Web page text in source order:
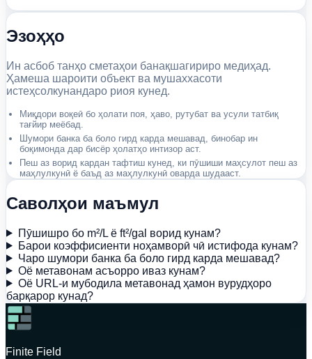
Эзоҳҳо
Ин асбоб танҳо сметаҳои банақшагириро медиҳад.
Ҳамеша шароити объект ва мушаххасоти
истеҳсолкунандаро риоя кунед.
Миқдори воқеӣ бо ҳолати поя, ҳаво, рутубат ва усули татбиқ
тағйир меёбад.
Шумори банка ба боло гирд карда мешавад, бинобар ин
боқимонда дар бисёр ҳолатҳо интизор аст.
Пеш аз ворид кардан тафтиш кунед, ки пӯшиши маҳсулот пеш аз
маҳлулкунӣ ё баъд аз маҳлулкунӣ оварда шудааст.
Саволҳои маъмул
Пӯшишро бо m²/L ё ft²/gal ворид кунам?
Барои коэффисиенти ноҳамворӣ чӣ истифода кунам?
Чаро шумори банка ба боло гирд карда мешавад?
Оё метавонам асъорро иваз кунам?
Оё URL-и мубодила метавонад ҳамон вурудҳоро
барқарор кунад?
Finite Field